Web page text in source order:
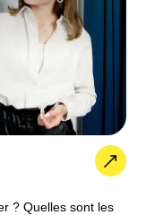
? Quelles sont les